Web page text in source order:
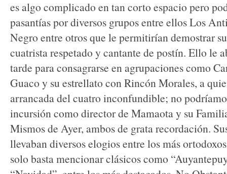
es algo complicado en tan corto espacio pero
pasantías por diversos grupos entre ellos Los
Negro entre otros que le permitirían demostrar
cuatrista respetado y cantante de postín. Ello le
tarde para consagrarse en agrupaciones como
Guaco y su estrellato con Rincón Morales, a
arrancada del cuatro inconfundible; no
incursión como director de Mamaota y su
Mismos de Ayer, ambos de grata recordación.
llevaban diversos elogios entre los más
solo basta mencionar clásicos como